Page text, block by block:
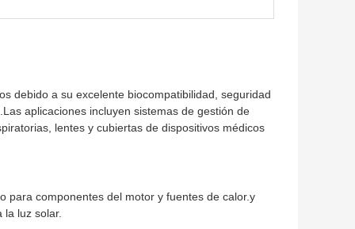
debido a su excelente biocompatibilidad, seguridad
aplicaciones incluyen sistemas de gestión de
lentes y cubiertas de dispositivos médicos
para componentes del motor y fuentes de calor.y
luz solar.